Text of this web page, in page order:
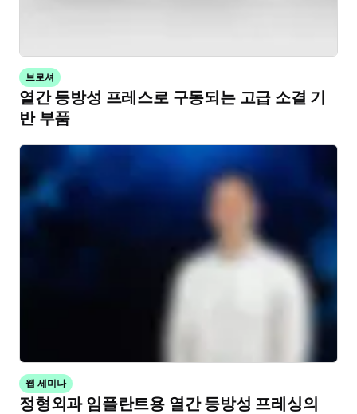
브로셔
열간 등방성 프레스로 구동되는 고급 소결 기
반 부품
웹 세미나
정형외과 임플란트용 열간 등방성 프레싱의